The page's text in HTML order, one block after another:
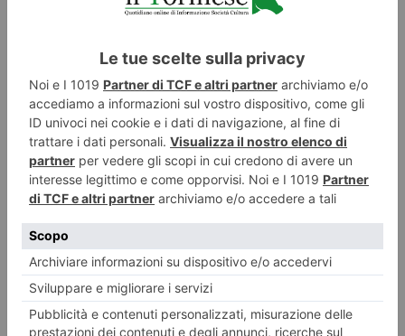
7 AGOSTO 2026
È in pericolo il Santuario sulla vetta del Thabor, tra due
Stati